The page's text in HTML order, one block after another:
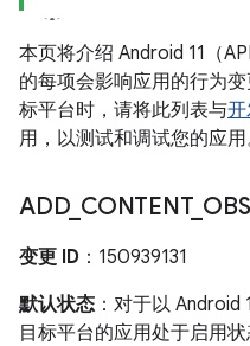
本页将介绍 Android 11（
的每项会影响应用的行为
标平台时，请将此列表与
用，以测试和调试您的应用
ADD_ CONTENT_
变更 ID ：150939131
默认状态 ：对于以
目标平台的应用处于启用状